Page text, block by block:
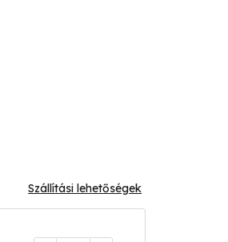
Szállítási lehetőségek